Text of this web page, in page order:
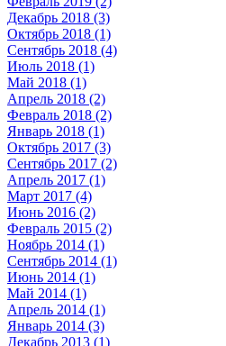
Декабрь 2018 (3)
Октябрь 2018 (1)
Сентябрь 2018 (4)
Июль 2018 (1)
Май 2018 (1)
Апрель 2018 (2)
Февраль 2018 (2)
Январь 2018 (1)
Октябрь 2017 (3)
Сентябрь 2017 (2)
Апрель 2017 (1)
Март 2017 (4)
Июнь 2016 (2)
Февраль 2015 (2)
Ноябрь 2014 (1)
Сентябрь 2014 (1)
Июнь 2014 (1)
Май 2014 (1)
Апрель 2014 (1)
Январь 2014 (3)
Декабрь 2013 (1)